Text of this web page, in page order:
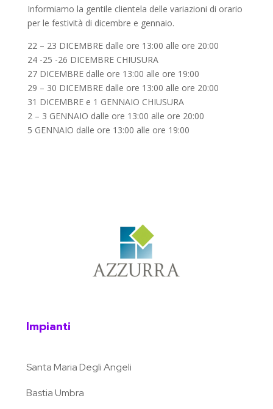
Informiamo la gentile clientela delle variazioni di orario
per le festività di dicembre e gennaio.
22 – 23 DICEMBRE dalle ore 13:00 alle ore 20:00
24 -25 -26 DICEMBRE CHIUSURA
27 DICEMBRE dalle ore 13:00 alle ore 19:00
29 – 30 DICEMBRE dalle ore 13:00 alle ore 20:00
31 DICEMBRE e 1 GENNAIO CHIUSURA
2 – 3 GENNAIO dalle ore 13:00 alle ore 20:00
5 GENNAIO dalle ore 13:00 alle ore 19:00
Impianti
Santa Maria Degli Angeli
Bastia Umbra